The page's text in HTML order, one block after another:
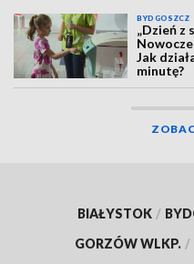
BYDGOSZCZ
„Dzień z
Jak
minutę?
BIAŁYSTOK /
GORZÓW WLKP. /